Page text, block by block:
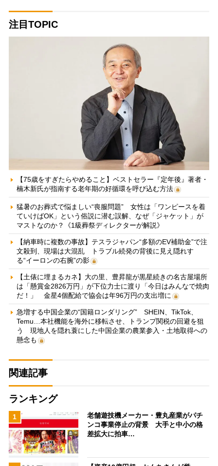
注目TOPIC
【75歳をすぎたらやめること】ベストセラー『定年後』著者・
楠木新氏が指南する老年期の好循環を呼び込む方法
猛暑のお葬式で悩ましい“喪服問題” 女性は「ワンピースを着
ていけばOK」という俗説に潜む誤解、なぜ「ジャケット」が
マストなのか？《1級葬祭ディレクターが解説》
【納車時に複数の事故】テスラジャパン“多額のEV補助金”で注
文殺到、現場は大混乱 トラブル続発の背後に見え隠れす
る“イーロンの右腕”の影
【土俵に埋まるカネ】大の里、豊昇龍が黒星続きの名古屋場所
は「懸賞金2826万円」が下位力士に渡り「今日はみんなで焼肉
だ！」 金星4個配給で協会は年96万円の支出増に
急増する中国企業の“国籍ロンダリング” SHEIN、TikTok、
Temu…本社機能を海外に移転させ、トランプ関税の回避を狙
う 現地人を隠れ蓑にした中国企業の農業参入・土地取得への
懸念も
関連記事
ランキング
1
老舗遊技機メーカー・豊丸産業がパチ
ンコ事業停止の背景 大手と中小の格
差拡大に拍車…